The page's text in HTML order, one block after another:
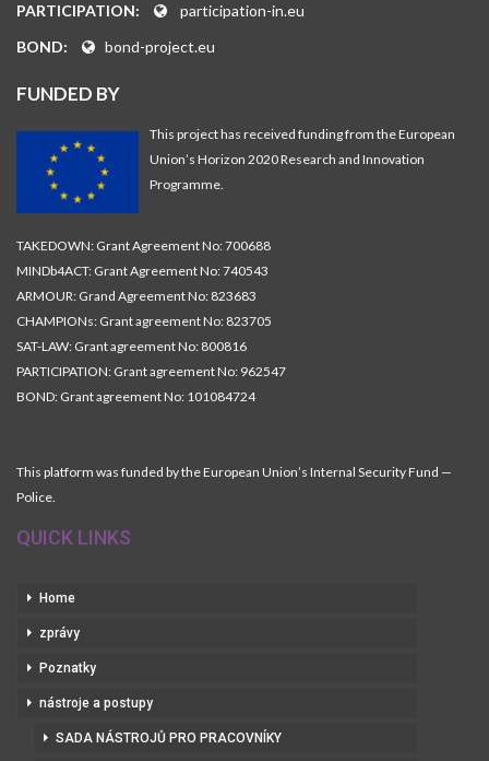
PARTICIPATION:
participation-in.eu
BOND:
bond-project.eu
FUNDED BY
This project has received funding from the European
Union’s Horizon 2020 Research and Innovation
Programme.
TAKEDOWN: Grant Agreement No: 700688
MINDb4ACT: Grant Agreement No: 740543
ARMOUR: Grand Agreement No: 823683
CHAMPIONs: Grant agreement No: 823705
SAT-LAW: Grant agreement No: 800816
PARTICIPATION: Grant agreement No: 962547
BOND: Grant agreement No: 101084724
This platform was funded by the European Union’s Internal Security Fund —
Police.
QUICK LINKS
Home
zprávy
Poznatky
nástroje a postupy
SADA NÁSTROJŮ PRO PRACOVNÍKY